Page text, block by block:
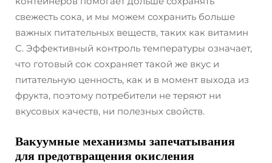
свежесть сока, и мы можем сохранить больше
важных питательных веществ, таких как витамин
С. Эффективный контроль температуры означает,
что готовый сок сохраняет такой же вкус и
питательную ценность, как и в момент выхода из
фрукта, поэтому потребители не теряют ни
вкусовых качеств, ни полезных свойств.
Вакуумные механизмы запечатывания
для предотвращения окисления